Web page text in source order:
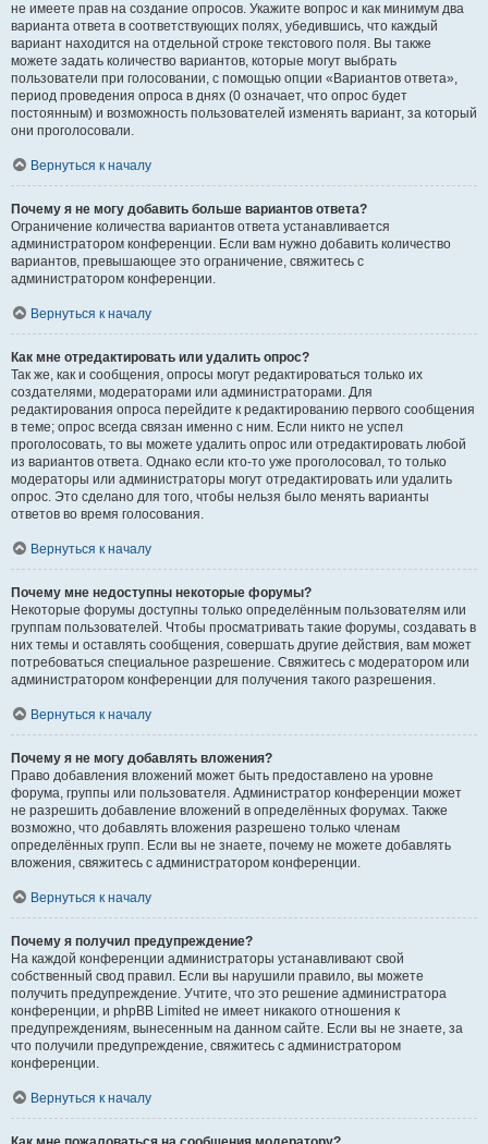
не имеете прав на создание опросов. Укажите вопрос и как минимум два
варианта ответа в соответствующих полях, убедившись, что каждый
вариант находится на отдельной строке текстового поля. Вы также
можете задать количество вариантов, которые могут выбрать
пользователи при голосовании, с помощью опции «Вариантов ответа»,
период проведения опроса в днях (0 означает, что опрос будет
постоянным) и возможность пользователей изменять вариант, за который
они проголосовали.
Вернуться к началу
Почему я не могу добавить больше вариантов ответа?
Ограничение количества вариантов ответа устанавливается
администратором конференции. Если вам нужно добавить количество
вариантов, превышающее это ограничение, свяжитесь с
администратором конференции.
Вернуться к началу
Как мне отредактировать или удалить опрос?
Так же, как и сообщения, опросы могут редактироваться только их
создателями, модераторами или администраторами. Для
редактирования опроса перейдите к редактированию первого сообщения
в теме; опрос всегда связан именно с ним. Если никто не успел
проголосовать, то вы можете удалить опрос или отредактировать любой
из вариантов ответа. Однако если кто-то уже проголосовал, то только
модераторы или администраторы могут отредактировать или удалить
опрос. Это сделано для того, чтобы нельзя было менять варианты
ответов во время голосования.
Вернуться к началу
Почему мне недоступны некоторые форумы?
Некоторые форумы доступны только определённым пользователям или
группам пользователей. Чтобы просматривать такие форумы, создавать в
них темы и оставлять сообщения, совершать другие действия, вам может
потребоваться специальное разрешение. Свяжитесь с модератором или
администратором конференции для получения такого разрешения.
Вернуться к началу
Почему я не могу добавлять вложения?
Право добавления вложений может быть предоставлено на уровне
форума, группы или пользователя. Администратор конференции может
не разрешить добавление вложений в определённых форумах. Также
возможно, что добавлять вложения разрешено только членам
определённых групп. Если вы не знаете, почему не можете добавлять
вложения, свяжитесь с администратором конференции.
Вернуться к началу
Почему я получил предупреждение?
На каждой конференции администраторы устанавливают свой
собственный свод правил. Если вы нарушили правило, вы можете
получить предупреждение. Учтите, что это решение администратора
конференции, и phpBB Limited не имеет никакого отношения к
предупреждениям, вынесенным на данном сайте. Если вы не знаете, за
что получили предупреждение, свяжитесь с администратором
конференции.
Вернуться к началу